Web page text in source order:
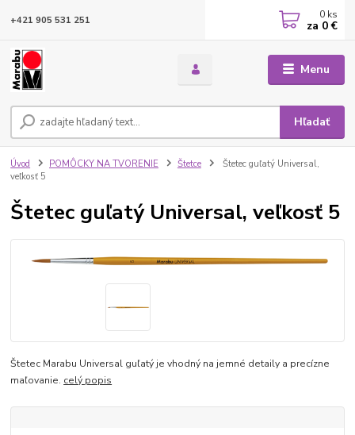
Menu
Hľadať
+421 905 531 251 0 ks
za 0 €
Úvod POMÔCKY NA TVORENIE Štetce
Štetec guľatý Universal,
veľkosť 5
Štetec guľatý Universal, veľkosť 5
Štetec Marabu Universal guľatý je vhodný na jemné detaily a precízne
maľovanie. celý popis